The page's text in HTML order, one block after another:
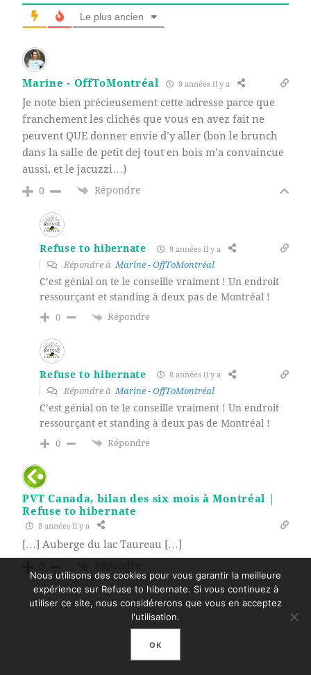
Le plus ancien
Marine - OffToMontréal 9 années il y a
Je note bien précieusement cette adresse parce que
franchement les clichés que vous en avez fait ne
peuvent QUE donner envie d’y aller (bon le brunch
dans la salle de petit dej tout en bois m’a convaincue
aussi, et le jacuzzi…)
0 Répondre
Refuse to hibernate 9 années il y a
Répondre àMarine - OffToMontréal
C’est génial on te le conseille vraiment ! Un endroit
ressourçant et standing à deux pas de Montréal !
0 Répondre
Refuse to hibernate 8 années il y a
Répondre à Marine - OffToMontréal
C’est génial on te le conseille vraiment ! Un endroit
ressourçant et standing à deux pas de Montréal !
0 Répondre
PVT Canada, bilan des six mois à Montréal |
Refuse to hibernate
8 années il y a
[…] Auberge du lac Taureau […]
Nous utilisons des cookies pour vous garantir la meilleure
expérience sur Refuse to hibernate. Si vous continuez à
utiliser ce site, nous considérerons que vous en acceptez
l'utilisation.
OK